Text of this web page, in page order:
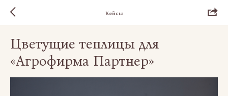
Кейсы
Цветущие теплицы для
«Агрофирма Партнер»